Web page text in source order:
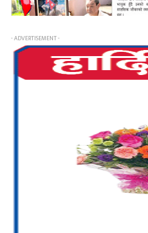
- ADVERTISEMENT -